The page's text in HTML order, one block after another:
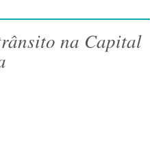
na Capital